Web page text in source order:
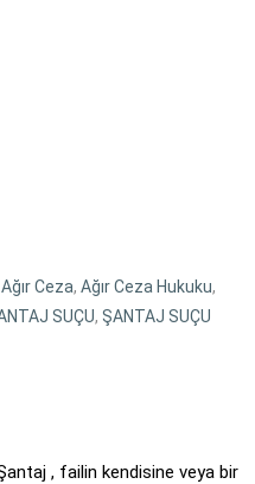
Ağır Ceza, Ağır Ceza Hukuku,
SUÇU, ŞANTAJ SUÇU
, failin kendisine veya bir